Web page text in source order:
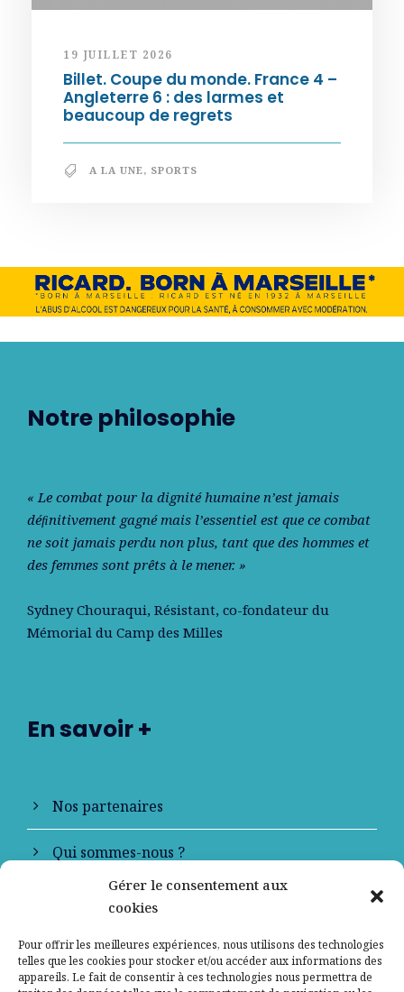
Gérer le consentement aux
cookies
Pour offrir les meilleures expériences, nous utilisons des technologies
telles que les cookies pour stocker et/ou accéder aux informations des
appareils. Le fait de consentir à ces technologies nous permettra de
19 JUILLET 2026
Billet. Coupe du monde. France 4 –
Angleterre 6 : des larmes et
beaucoup de regrets
A LA UNE, SPORTS
Notre philosophie
« Le combat pour la dignité humaine n’est jamais
déﬁnitivement gagné mais l’essentiel est que ce combat
ne soit jamais perdu non plus, tant que des hommes et
des femmes sont prêts à le mener. »
Sydney Chouraqui, Résistant, co-fondateur du
Mémorial du Camp des Milles
En savoir +
Nos partenaires
Qui sommes-nous ?
Contactez-nous
Mentions légales